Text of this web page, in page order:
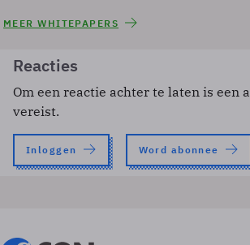
MEER WHITEPAPERS
Reacties
Om een reactie achter te laten is een
vereist.
Inloggen Word abonnee